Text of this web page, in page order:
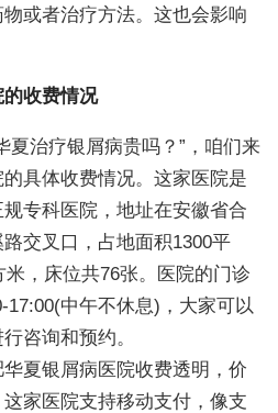
或者治疗方法。这也会影响
收费情况
夏治疗银屑病贵吗？”，咱们来
具体收费情况。这家医院是
专科医院，地址在安徽省合
交叉口，占地面积1300平
，床位共76张。医院的门诊
17:00(中午不休息)，大家可以
咨询和预约。
夏银屑病医院收费透明，价
家医院支持移动支付，像支